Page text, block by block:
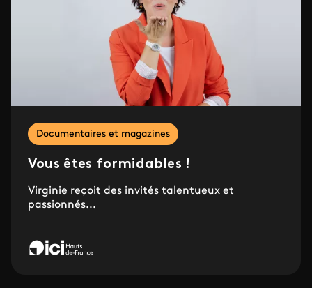
Documentaires et magazines
Vous êtes formidables !
Virginie reçoit des invités talentueux et
passionnés...